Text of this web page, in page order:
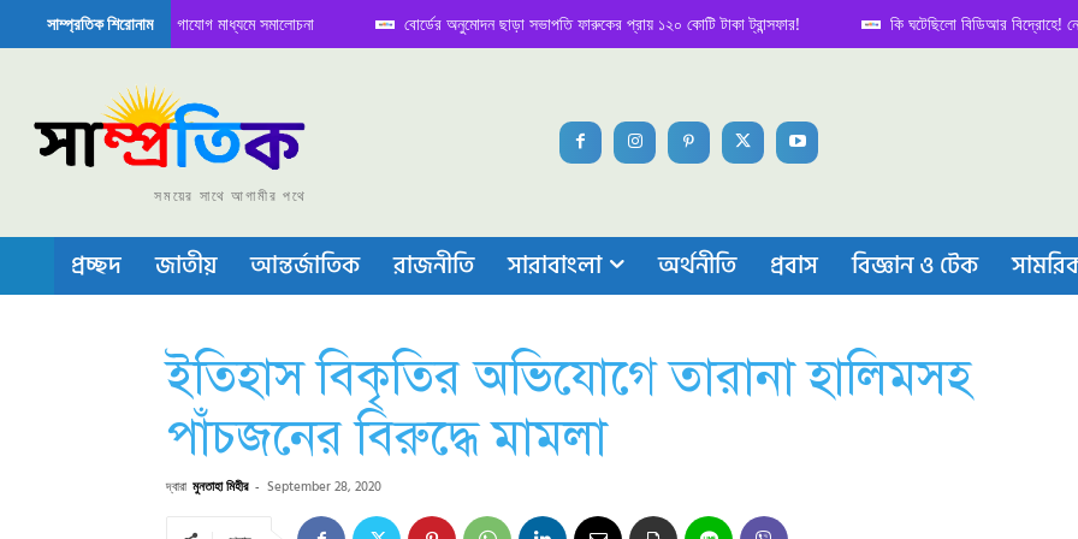
সাম্প্রতিক শিরোনাম
নিয়ে সামাজিক যোগাযোগ মাধ্যমে সমালোচনা বোর্ডের অনুমোদন ছাড়া সভাপতি ফারুকের প্রায় ১২০ কোটি টাকা ট্রান্সফার! কি ঘটেছিলো বিডিআর বিদ্রোহে! নেপথ্য
বা চীপ তৈরিতে নিজের শক্ত অবস্থান জানান দিচ্ছে চীন
সময়ের সাথে আগামীর পথে
প্রচ্ছদ জাতীয় আন্তর্জাতিক রাজনীতি সারাবাংলা অর্থনীতি প্রবাস বিজ্ঞান ও টেক
ইতিহাস বিকৃতির অভিযোগে তারানা হালিমসহ
পাঁচজনের বিরুদ্ধে মামলা
দ্বারা মুনতাহা মিহীর - September 28, 2020